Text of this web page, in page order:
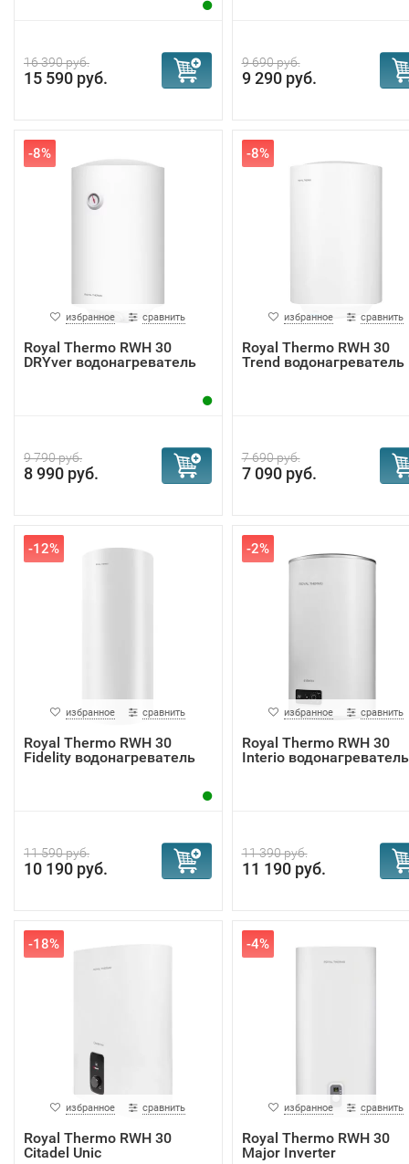
16 390 руб.
15 590 руб.
9 690 руб.
9 290 руб.
-8%
избранное сравнить
Royal Thermo RWH 30
DRYver водонагреватель
9 790 руб.
8 990 руб.
-8%
избранное сравнить
Royal Thermo RWH 30
Trend водонагреватель
7 690 руб.
7 090 руб.
-12%
избранное сравнить
Royal Thermo RWH 30
Fidelity водонагреватель
11 590 руб.
10 190 руб.
-2%
избранное сравнить
Royal Thermo RWH 30
Interio водонагреватель
11 390 руб.
11 190 руб.
-18%
избранное сравнить
Royal Thermo RWH 30
Citadel Unic
-4%
избранное сравнить
Royal Thermo RWH 30
Major Inverter